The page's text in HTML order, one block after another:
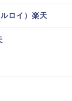
ロイ）楽天